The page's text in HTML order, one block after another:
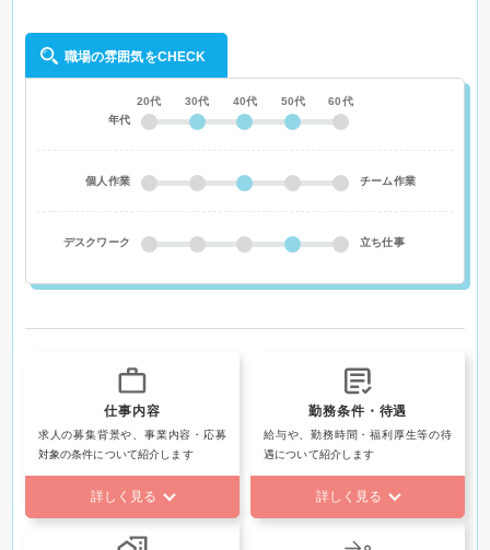
職場の雰囲気をCHECK
年代
20代 30代 40代 50代 60代
個人作業 チーム作業
デスクワーク 立ち仕事
仕事内容
求人の募集背景や、事業内容・応募
対象の条件について紹介します
詳しく見る
勤務条件・待遇
給与や、勤務時間・福利厚生等の待
遇について紹介します
詳しく見る